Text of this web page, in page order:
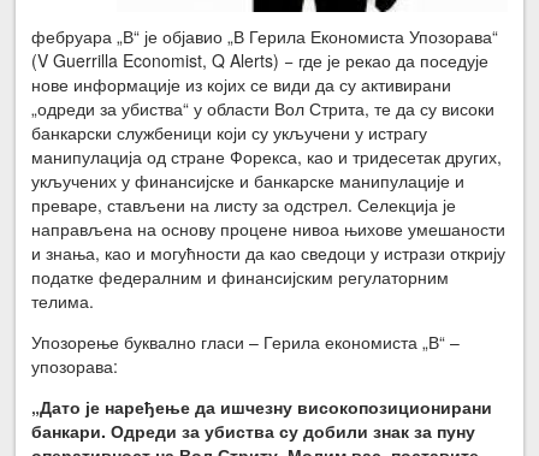
фебруара „В“ је објавио „В Герила Економиста Упозорава“
(V Guerrilla Economist, Q Alerts) − где је рекао да поседује
нове информације из којих се види да су активирани
„одреди за убиства“ у области Вол Стрита, те да су високи
банкарски службеници који су укључени у истрагу
манипулација од стране Форекса, као и тридесетак других,
укључених у финансијске и банкарске манипулације и
преваре, стављени на листу за одстрел. Селекција је
направљена на основу процене нивоа њихове умешаности
и знања, као и могућности да као сведоци у истрази открију
податке федералним и финансијским регулаторним
телима.
Упозорење буквално гласи – Герила економиста „В“ –
упозорава:
„Дато је наређење да ишчезну високопозиционирани
банкари. Одреди за убиства су добили знак за пуну